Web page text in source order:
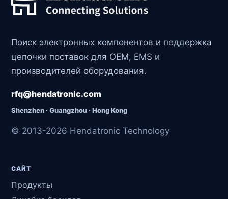
Поиск электронных компонентов и поддержка
цепочки поставок для OEM, EMS и
производителей оборудования.
rfq@hendatronic.com
Shenzhen · Guangzhou · Hong Kong
© 2013-2026 Hendatronic Technology
САЙТ
Продукты